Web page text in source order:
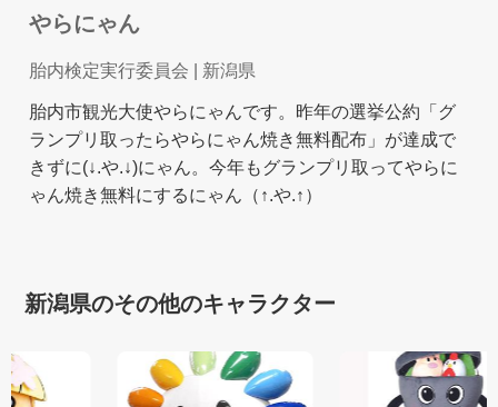
やらにゃん
胎内検定実行委員会 | 新潟県
胎内市観光大使やらにゃんです。昨年の選挙公約「グ
ランプリ取ったらやらにゃん焼き無料配布」が達成で
きずに(↓.や.↓)にゃん。今年もグランプリ取ってやらに
ゃん焼き無料にするにゃん（↑.や.↑）
新潟県のその他のキャラクター